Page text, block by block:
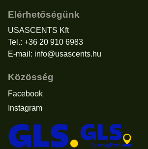
Elérhetőségünk
USASCENTS Kft
Tel.: +36 20 910 6983
E-mail: info@usascents.hu
Közösség
Facebook
Instagram